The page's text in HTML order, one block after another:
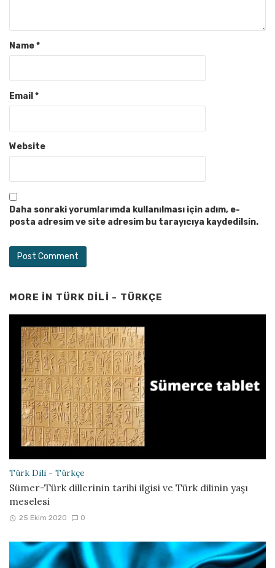
Name*
Email *
Website
Daha sonraki yorumlarımda kullanılması için adım, e-
posta adresim ve site adresim bu tarayıcıya kaydedilsin.
MORE IN TÜRK DILI - TÜRKÇE
Türk Dili - Türkçe
Sümer-Türk dillerinin tarihi ilgisi ve Türk dilinin yaşı
meselesi
25 Ekim 2020 0